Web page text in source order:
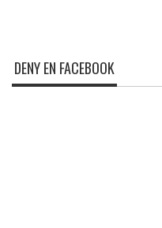
DENY EN FACEBOOK